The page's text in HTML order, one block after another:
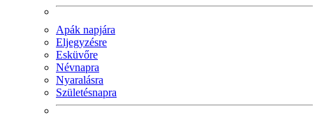
Apák napjára
Eljegyzésre
Esküvőre
Névnapra
Nyaralásra
Születésnapra